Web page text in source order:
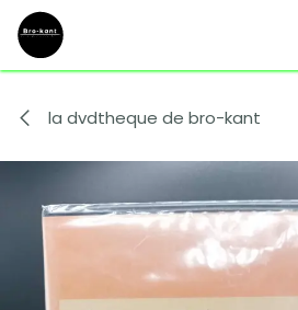
Se rendre au contenu
la dvdtheque de bro-kant